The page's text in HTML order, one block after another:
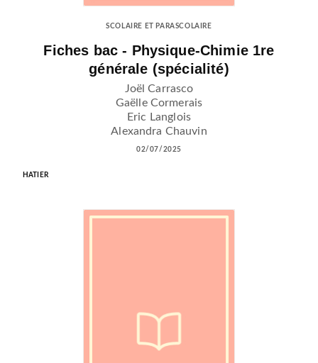
SCOLAIRE ET PARASCOLAIRE
Fiches bac - Physique-Chimie 1re
générale (spécialité)
Joël Carrasco
Gaëlle Cormerais
Eric Langlois
Alexandra Chauvin
02/07/2025
HATIER